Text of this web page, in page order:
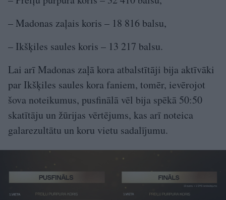
– Madonas zaļais koris – 18 816 balsu,
– Ikšķiles saules koris – 13 217 balsu.
Lai arī Madonas zaļā kora atbalstītāji bija aktīvāki
par Ikšķiles saules kora faniem, tomēr, ievērojot
šova noteikumus, pusfinālā vēl bija spēkā 50:50
skatītāju un žūrijas vērtējums, kas arī noteica
galarezultātu un koru vietu sadalījumu.